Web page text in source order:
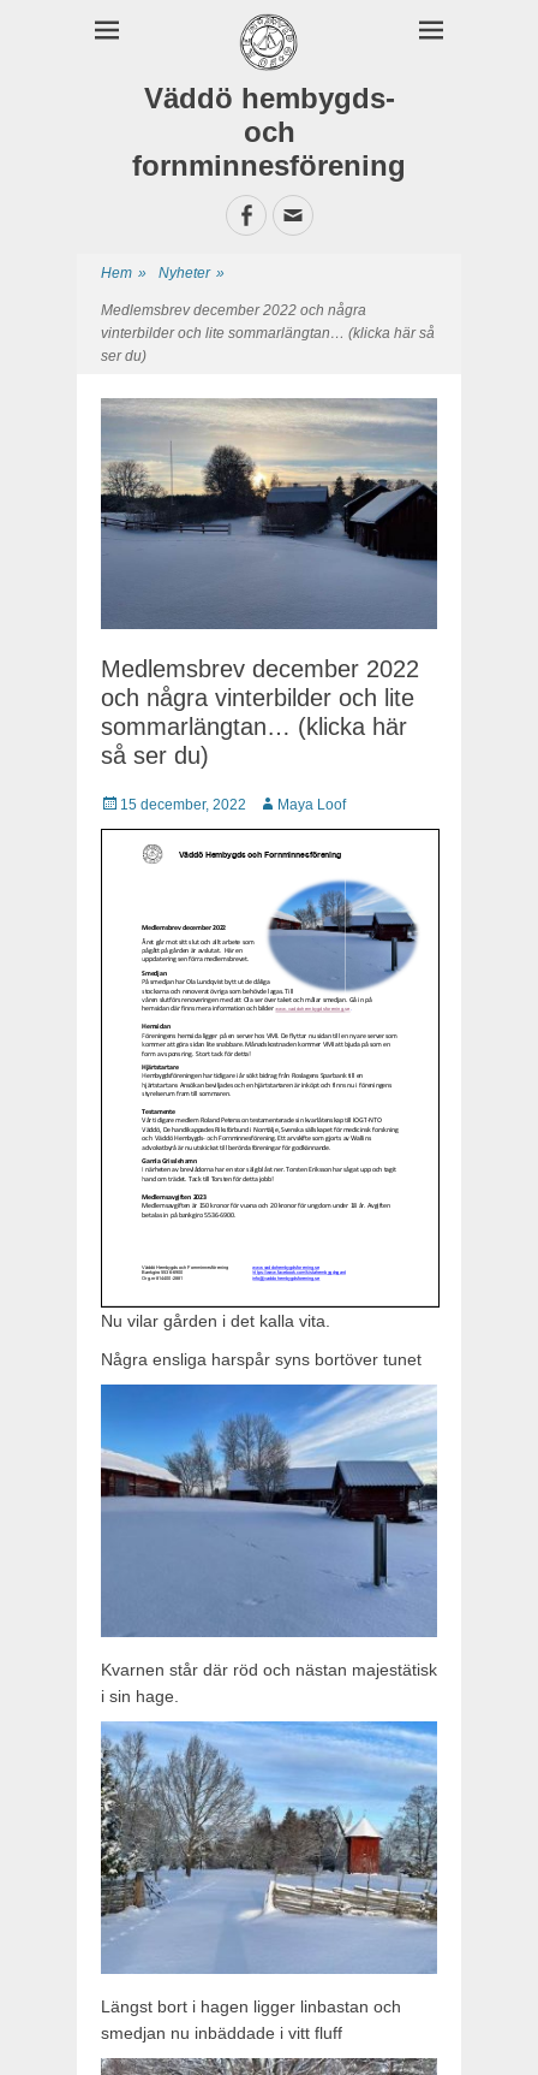
Väddö hembygds-
och
fornminnesförening
Facebook
E-
postadress
Hem » Nyheter »
Medlemsbrev december 2022 och några
vinterbilder och lite sommarlängtan… (klicka här så
ser du)
Medlemsbrev december 2022
och några vinterbilder och lite
sommarlängtan… (klicka här
så ser du)
Publicerat
15 december, 2022 Författare
Maya Loof
Nu vilar gården i det kalla vita.
Några ensliga harspår syns bortöver tunet
Kvarnen står där röd och nästan majestätisk
i sin hage.
Längst bort i hagen ligger linbastan och
smedjan nu inbäddade i vitt fluff